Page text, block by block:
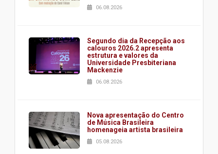
06.08.2026
Segundo dia da Recepção aos
calouros 2026.2 apresenta
estrutura e valores da
Universidade Presbiteriana
Mackenzie
06.08.2026
Nova apresentação do Centro
de Música Brasileira
homenageia artista brasileira
05.08.2026